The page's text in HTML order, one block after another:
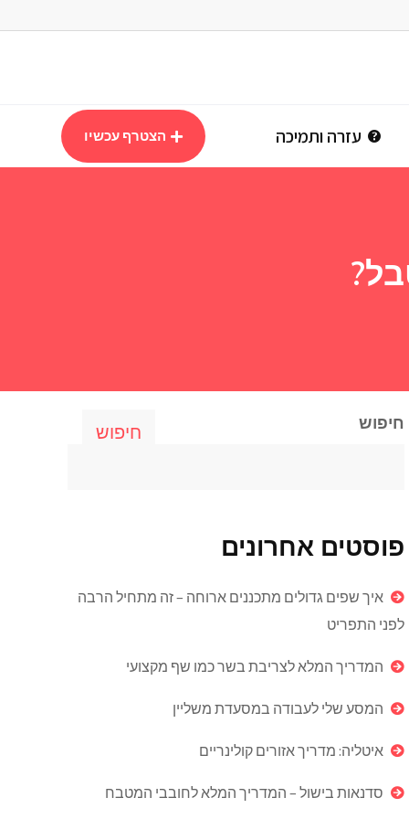
עזרה ותמיכה הצטרף עכשיו
חיפוש חיפוש
פוסטים אחרונים
איך שפים גדולים מתכננים ארוחה – זה מתחיל הרבה
לפני התפריט
המדריך המלא לצריבת בשר כמו שף מקצועי
המסע שלי לעבודה במסעדת משליין
איטליה: מדריך אזורים קולינריים
סדנאות בישול – המדריך המלא לחובבי המטבח